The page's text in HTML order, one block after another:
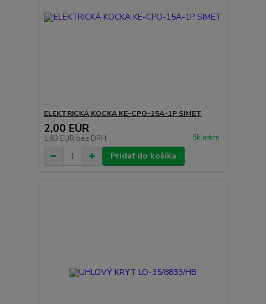
ELEKTRICKÁ KOCKA KE-CPO-15A-1P SIMET
2,00 EUR
1,63 EUR bez DPH Skladom
Pridať do košíka